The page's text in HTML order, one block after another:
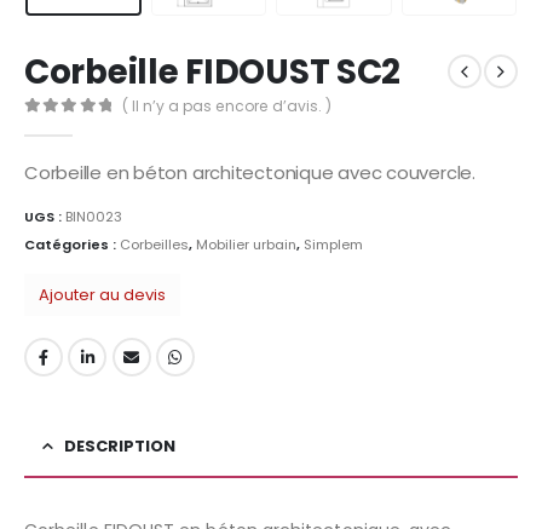
Corbeille FIDOUST SC2
( Il n’y a pas encore d’avis. )
Corbeille en béton architectonique avec couvercle.
UGS : BIN0023
Catégories : Corbeilles, Mobilier urbain, Simplem
Ajouter au devis
DESCRIPTION